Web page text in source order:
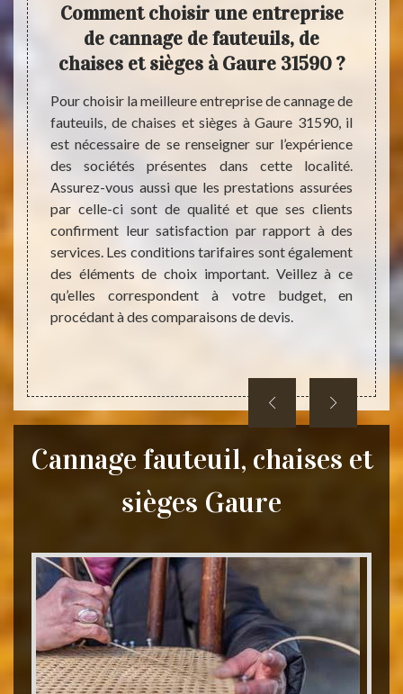
de
est
de
de
du
est
sont
Comment choisir une entreprise
de cannage de fauteuils, de
chaises et sièges à Gaure 31590 ?
Pour choisir la meilleure entreprise de cannage de
fauteuils, de chaises et sièges à Gaure 31590, il
est nécessaire de se renseigner sur l’expérience
des sociétés présentes dans cette localité.
Assurez-vous aussi que les prestations assurées
par celle-ci sont de qualité et que ses clients
confirment leur satisfaction par rapport à des
services. Les conditions tarifaires sont également
des éléments de choix important. Veillez à ce
qu’elles correspondent à votre budget, en
procédant à des comparaisons de devis.
de
Pour
dans
et
ses
site
de
Cannage fauteuil, chaises et
sièges Gaure